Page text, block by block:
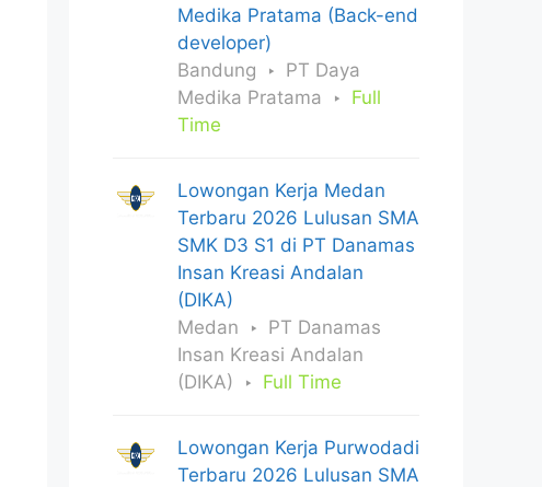
Medika Pratama (Back-end
developer)
Bandung
PT Daya
Medika Pratama
Full
Time
Lowongan Kerja Medan
Terbaru 2026 Lulusan SMA
SMK D3 S1 di PT Danamas
Insan Kreasi Andalan
(DIKA)
Medan
PT Danamas
Insan Kreasi Andalan
(DIKA)
Full Time
Lowongan Kerja Purwodadi
Terbaru 2026 Lulusan SMA